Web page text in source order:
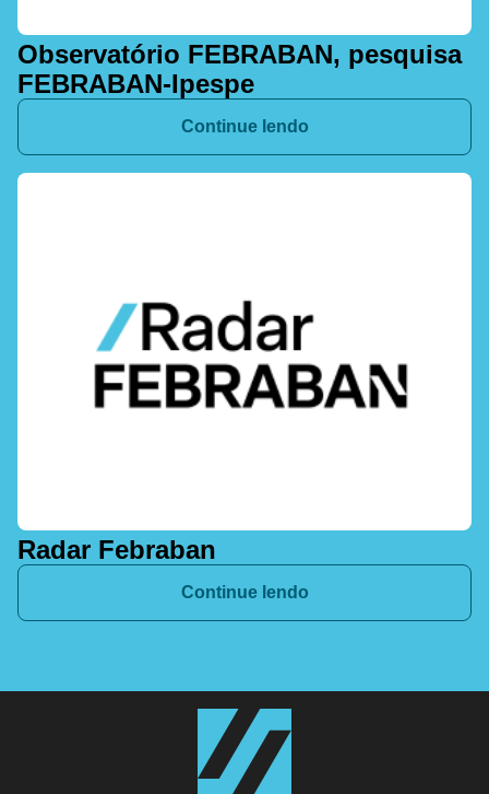
Observatório FEBRABAN, pesquisa
FEBRABAN-Ipespe
Continue lendo
Radar Febraban
Continue lendo